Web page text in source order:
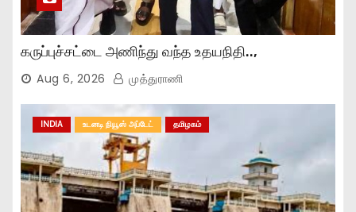
கருப்புச்சட்டை அணிந்து வந்த உதயநிதி..,
Aug 6, 2026 முத்துராணி
INDIA உடனடி நியூஸ் அப்டேட் தமிழகம்